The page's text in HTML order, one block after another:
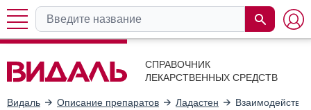
СПРАВОЧНИК
ЛЕКАРСТВЕННЫХ СРЕДСТВ
Видаль Описание препаратов Ладастен